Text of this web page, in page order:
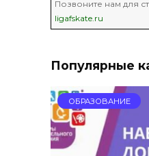
Позвоните нам для
ligafskate.ru
Популярные
ОБРАЗОВАНИЕ